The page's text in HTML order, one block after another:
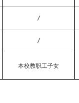
/
/
本校教职工子女